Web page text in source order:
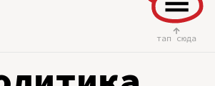
тап сюда